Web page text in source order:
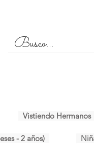
Vistiendo Hermanos
- 2 años)